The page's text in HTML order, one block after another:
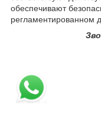
обеспечивают
регламентированном